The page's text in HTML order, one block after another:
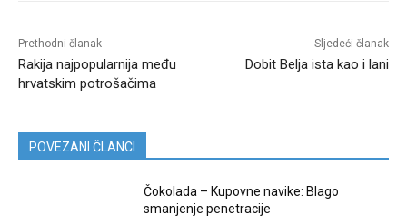
Prethodni članak
Rakija najpopularnija među
hrvatskim potrošačima
Sljedeći članak
Dobit Belja ista kao i lani
POVEZANI ČLANCI
Čokolada – Kupovne navike: Blago
smanjenje penetracije